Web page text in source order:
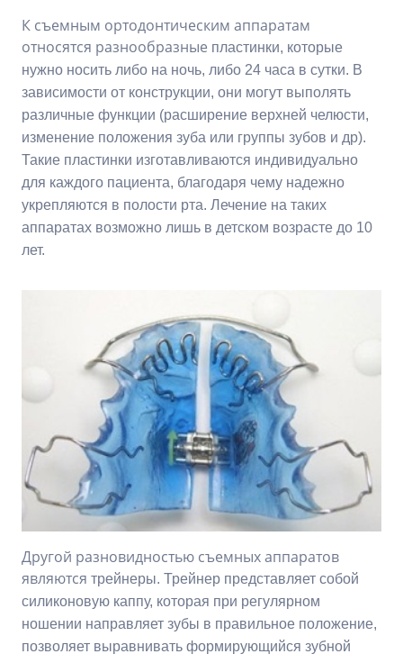
К съемным ортодонтическим аппаратам
относятся разнообразные пластинки, которые
нужно носить либо на ночь, либо 24 часа в сутки. В
зависимости от конструкции, они могут выполять
различные функции (расширение верхней челюсти,
изменение положения зуба или группы зубов и др).
Такие пластинки изготавливаются индивидуально
для каждого пациента, благодаря чему надежно
укрепляются в полости рта. Лечение на таких
аппаратах возможно лишь в детском возрасте до 10
лет.
Другой разновидностью съемных аппаратов
являются трейнеры. Трейнер представляет собой
силиконовую каппу, которая при регулярном
ношении направляет зубы в правильное положение,
позволяет выравнивать формирующийся зубной